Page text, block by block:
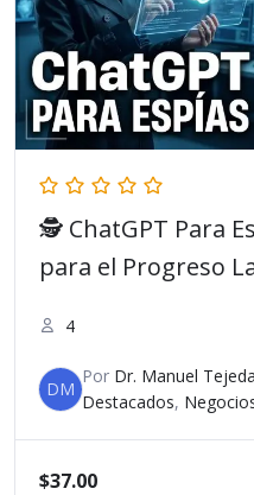
🕵️ ChatGPT Para
para el Progreso
4
DM
Por Dr. Manuel Tejeda
Destacados,
$37.00